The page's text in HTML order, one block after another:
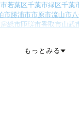
若葉区千葉市緑区千葉
市勝浦市市原市流山市
総市匝瑳市香取市山武
もっとみる